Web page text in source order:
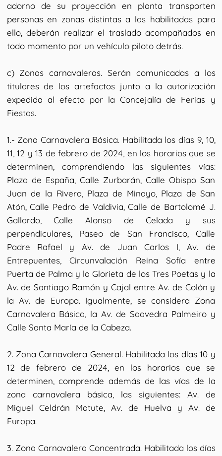
adorno de su proyección en planta transporten
personas en zonas distintas a las habilitadas para
ello, deberán realizar el traslado acompañados en
todo momento por un vehículo piloto detrás.
c) Zonas carnavaleras. Serán comunicadas a los
titulares de los artefactos junto a la autorización
expedida al efecto por la Concejalía de Ferias y
Fiestas.
1.- Zona Carnavalera Básica. Habilitada los días 9, 10,
11, 12 y 13 de febrero de 2024, en los horarios que se
determinen, comprendiendo las siguientes vías:
Plaza de España, Calle Zurbarán, Calle Obispo San
Juan de la Rivera, Plaza de Minayo, Plaza de San
Atón, Calle Pedro de Valdivia, Calle de Bartolomé J.
Gallardo, Calle Alonso de Celada y sus
perpendiculares, Paseo de San Francisco, Calle
Padre Rafael y Av. de Juan Carlos I, Av. de
Entrepuentes, Circunvalación Reina Sofía entre
Puerta de Palma y la Glorieta de los Tres Poetas y la
Av. de Santiago Ramón y Cajal entre Av. de Colón y
la Av. de Europa. Igualmente, se considera Zona
Carnavalera Básica, la Av. de Saavedra Palmeiro y
Calle Santa María de la Cabeza.
2. Zona Carnavalera General. Habilitada los días 10 y
12 de febrero de 2024, en los horarios que se
determinen, comprende además de las vías de la
zona carnavalera básica, las siguientes: Av. de
Miguel Celdrán Matute, Av. de Huelva y Av. de
Europa.
3. Zona Carnavalera Concentrada. Habilitada los días